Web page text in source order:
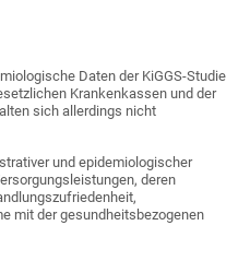
Daten der KiGGS-Studie
Krankenkassen und der
sich allerdings nicht
und epidemiologischer
deren
mit der gesundheitsbezogenen